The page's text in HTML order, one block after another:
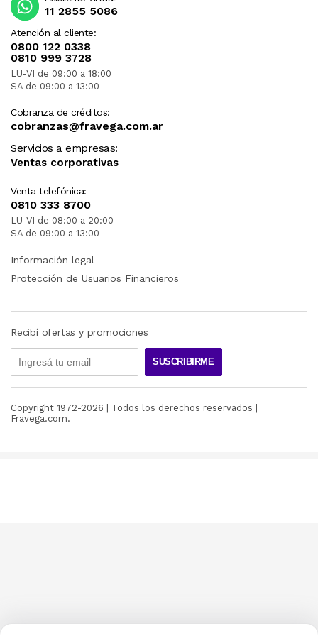
Atención al cliente:
0800 122 0338
0810 999 3728
LU-VI de 09:00 a 18:00
SA de 09:00 a 13:00
Cobranza de créditos:
cobranzas@fravega.com.ar
Servicios a empresas:
Ventas corporativas
Venta telefónica:
0810 333 8700
LU-VI de 08:00 a 20:00
SA de 09:00 a 13:00
11 2855 5086
Información legal
Protección de Usuarios Financieros
Recibí ofertas y promociones
SUSCRIBIRME
Copyright 1972-2026 | Todos los derechos reservados |
Fravega.com.